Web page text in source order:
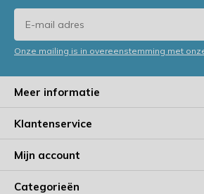
Onze mailing is in overeenstemming met
Meer informatie
Klantenservice
Mijn account
Categorieën